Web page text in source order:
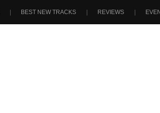
BEST NEW TRACKS REVIEWS